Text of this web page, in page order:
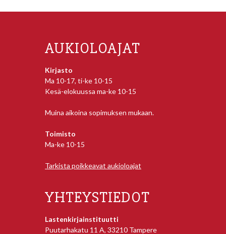
AUKIOLOAJAT
Kirjasto
Ma 10-17, ti-ke 10-15
Kesä-elokuussa ma-ke 10-15
Muina aikoina sopimuksen mukaan.
Toimisto
Ma-ke 10-15
Tarkista poikkeavat aukioloajat
YHTEYSTIEDOT
Lastenkirjainstituutti
Puutarhakatu 11 A, 33210 Tampere